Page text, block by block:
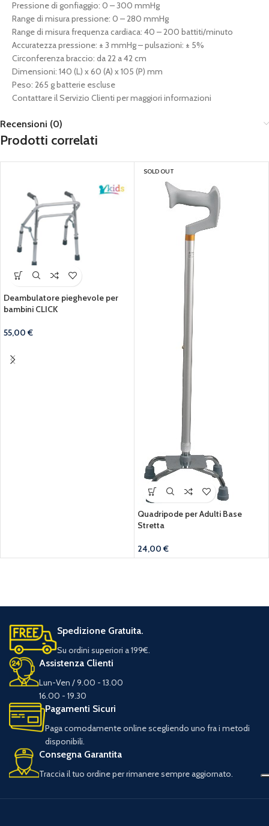
Pressione di gonfiaggio: 0 – 300 mmHg
Range di misura pressione: 0 – 280 mmHg
Range di misura frequenza cardiaca: 40 – 200 battiti/minuto
Accuratezza pressione: ± 3 mmHg – pulsazioni: ± 5%
Circonferenza braccio: da 22 a 42 cm
Dimensioni: 140 (L) x 60 (A) x 105 (P) mm
Peso: 265 g batterie escluse
Contattare il Servizio Clienti per maggiori informazioni
Recensioni (0)
Prodotti correlati
Deambulatore pieghevole per
bambini CLICK
55,00€
SOLD OUT
Quadripode per Adulti Base
Stretta
24,00€
Spedizione Gratuita.
Su ordini superiori a 199€.
Assistenza Clienti
Lun-Ven / 9.00 - 13.00
16.00 - 19.30
Pagamenti Sicuri
Paga comodamente online scegliendo uno fra i metodi
disponibili.
Consegna Garantita
Traccia il tuo ordine per rimanere sempre aggiornato.